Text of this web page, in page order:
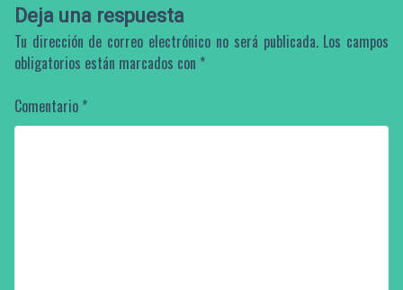
Deja una respuesta
Tu dirección de correo electrónico no será publicada. Los campos
obligatorios están marcados con *
Comentario *